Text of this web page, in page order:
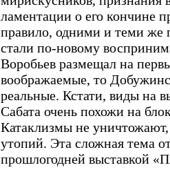
ламентации о его кончине
правило, одними и теми
стали по-новому
Воробьев размещал на
воображаемые, то
реальные. Кстати, виды на
Сабата очень похожи на
Катаклизмы не
утопий. Эта сложная тема
прошлогодней выставкой